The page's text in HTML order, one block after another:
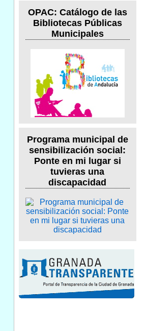
OPAC: Catálogo de las
Bibliotecas Públicas
Municipales
Programa municipal de
sensibilización social:
Ponte en mi lugar si
tuvieras una
discapacidad